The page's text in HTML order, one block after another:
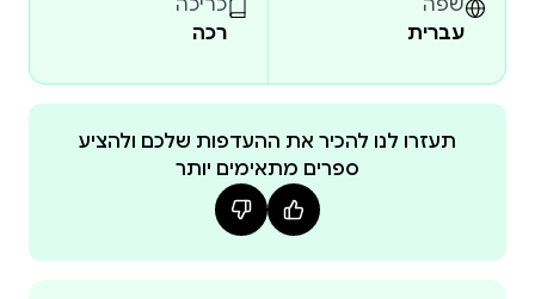
"בכול מקום שהייתה בו ראתה אהבה, נזו שאיננה, או
שיכלה להיות, או שהייתה ואבדה, או שעוז מעט תהיה.
פוטנציאל ענק של אהבה הפזורה בעולם ויש דק לגשת
ולקחת. מצד שני דאתה את עצמה מוגבלת בינולותיה
לאסוף את האוצר. בולם יודעים איך, דק היא לא. זו הייתה
שפה
עברית
כריכה
רכה
תעזרו לנו להכיר את ההעדפות שלכם ולהציע
ספרים מתאימים יותר